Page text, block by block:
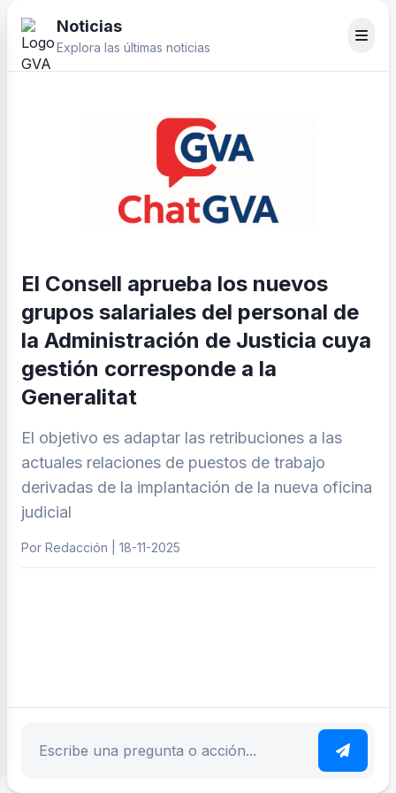
Noticias
Explora las últimas noticias
El Consell aprueba los nuevos
grupos salariales del personal de
la Administración de Justicia cuya
gestión corresponde a la
Generalitat
El objetivo es adaptar las retribuciones a las
actuales relaciones de puestos de trabajo
derivadas de la implantación de la nueva oficina
judicial
Por Redacción | 18-11-2025
Escribe tu pregunta